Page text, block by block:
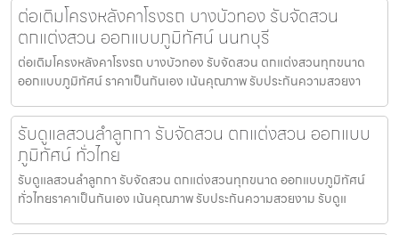
ต่อเติมโครงหลังคาโรงรถ บางบัวทอง รับจัดสวน
ตกแต่งสวน ออกแบบภูมิทัศน์ นนทบุรี
ต่อเติมโครงหลังคาโรงรถ บางบัวทอง รับจัดสวน ตกแต่งสวนทุกขนาด
ออกแบบภูมิทัศน์ ราคาเป็นกันเอง เน้นคุณภาพ รับประกันความสวยงา
รับดูแลสวนลำลูกกา รับจัดสวน ตกแต่งสวน ออกแบบ
ภูมิทัศน์ ทั่วไทย
รับดูแลสวนลำลูกกา รับจัดสวน ตกแต่งสวนทุกขนาด ออกแบบภูมิทัศน์
ทั่วไทยราคาเป็นกันเอง เน้นคุณภาพ รับประกันความสวยงาม รับดูแ